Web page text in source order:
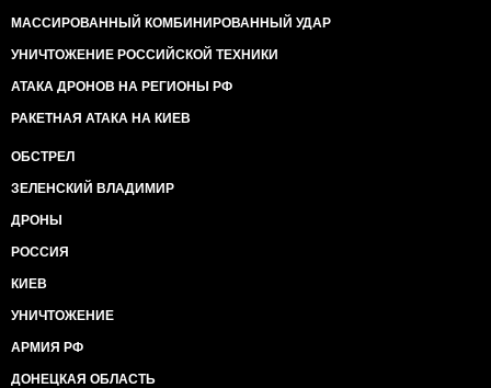
МАССИРОВАННЫЙ КОМБИНИРОВАННЫЙ УДАР
УНИЧТОЖЕНИЕ РОССИЙСКОЙ ТЕХНИКИ
АТАКА ДРОНОВ НА РЕГИОНЫ РФ
РАКЕТНАЯ АТАКА НА КИЕВ
ОБСТРЕЛ
ЗЕЛЕНСКИЙ ВЛАДИМИР
ДРОНЫ
РОССИЯ
КИЕВ
УНИЧТОЖЕНИЕ
АРМИЯ РФ
ДОНЕЦКАЯ ОБЛАСТЬ